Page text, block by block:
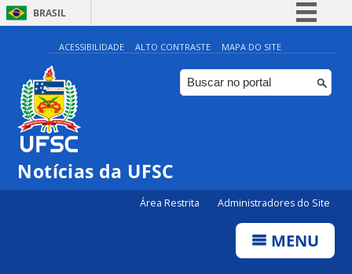
BRASIL
Simplifique!
Comunica BR
Participe
ACESSIBILIDADE ALTO CONTRASTE MAPA DO SITE
Notícias da UFSC
Área Restrita Administradores do Site
MENU